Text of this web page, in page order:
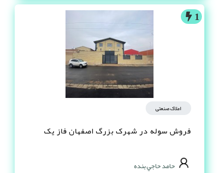
1
املاک صنعتی
فروش سوله در شهرک بزرگ اصفهان فاز یک
حامد حاجي بنده